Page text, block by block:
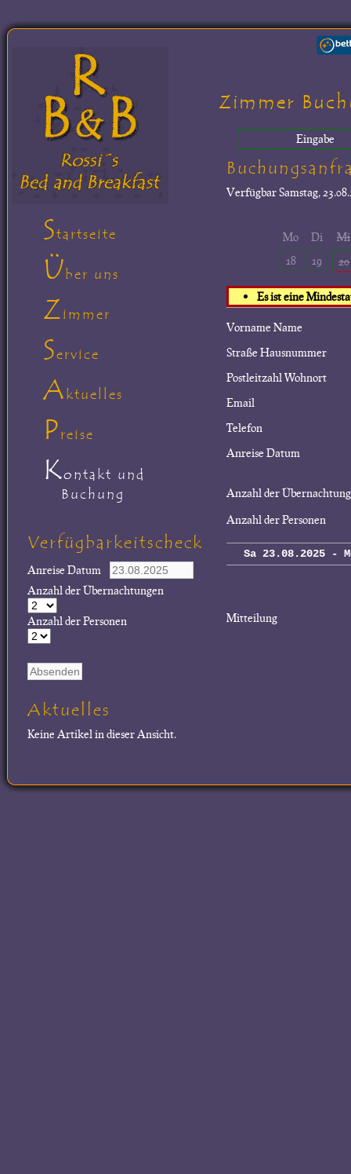
Zimmer
Eingabe
VerfügbarSamstag,
Mo
18
Di
19
Mi
20
Es ist eine
Vorname Name
Straße Hausnummer
Postleitzahl Wohnort
Email
Telefon
Anreise Datum
Anzahl der
Anzahl der Personen
Sa 23.08.2025 -
Mitteilung
Startseite
Über uns
Zimmer
Service
Aktuelles
Preise
Kontakt und
Buchung
Verfügbarkeitscheck
Anreise Datum
Anzahl der Übernachtungen
Anzahl der Personen
Aktuelles
Keine Artikel in dieser Ansicht.